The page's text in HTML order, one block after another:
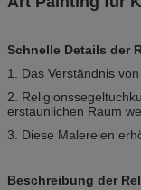
Schnelle Details der
1. Das Verständnis
2.
erstaunlichen Raum
3. Diese Malereien
Beschreibung der